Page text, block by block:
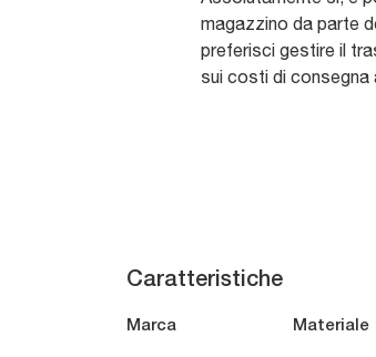
magazzino da parte
preferisci gestire il
sui costi di consegna
Caratteristiche
Marca Materiale